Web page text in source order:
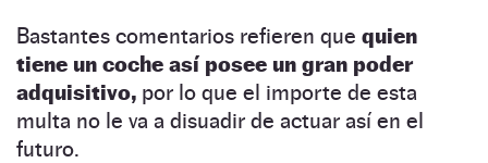
Bastantes comentarios refieren que quien
tiene un coche así posee un gran poder
adquisitivo, por lo que el importe de esta
multa no le va a disuadir de actuar así en el
futuro.